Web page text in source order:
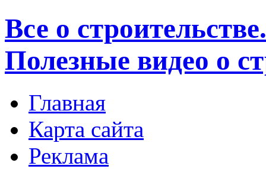
Все о
Полезные видео о
Главная
Карта сайта
Реклама